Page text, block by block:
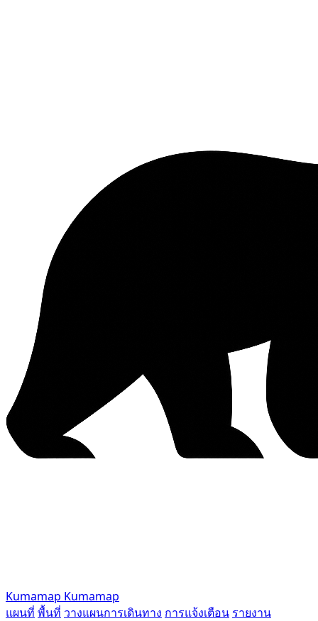
Kumamap Kumamap
แผนที่ พื้นที่ วางแผนการเดินทาง การแจ้งเตือน รายงาน